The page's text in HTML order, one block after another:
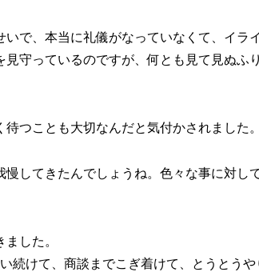
で、本当に礼儀がなっていなくて、イラ
守っているのですが、何とも見て見ぬふ
つことも大切なんだと気付かされました
してきたんでしょうね。色々な事に対し
した。
続けて、商談までこぎ着けて、とうとう